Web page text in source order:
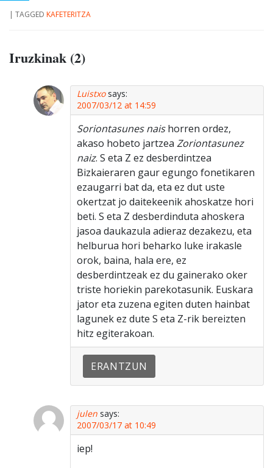
| TAGGED KAFETERITZA
Iruzkinak (2)
Luistxo says:
2007/03/12 at 14:59
Soriontasunes naishorren ordez,
akaso hobeto jartzea Zoriontasunez
naiz. S eta Z ez desberdintzea
Bizkaieraren gaur egungo fonetikaren
ezaugarri bat da, eta ez dut uste
okertzat jo daitekeenik ahoskatze hori
beti. S eta Z desberdinduta ahoskera
jasoa daukazula adieraz dezakezu, eta
helburua hori beharko luke irakasle
orok, baina, hala ere, ez
desberdintzeak ez du gainerako oker
triste horiekin parekotasunik. Euskara
jator eta zuzena egiten duten hainbat
lagunek ez dute S eta Z-rik bereizten
hitz egiterakoan.
ERANTZUN
julen says:
2007/03/17 at 10:49
iep!